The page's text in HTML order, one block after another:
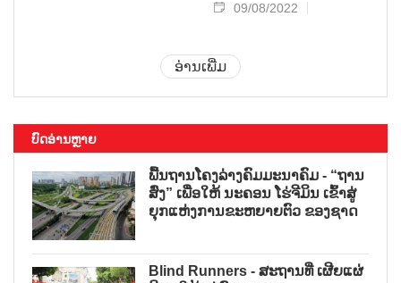
09/08/2022
ອ່ານເພີ່ມ
ບົດອ່ານຫຼາຍ
ພື້ນຖານໂຄງລ່າງຄົມມະນາຄົມ - “ຖານ
ສົ່ງ” ເພື່ອໃຫ້ ນະຄອນ ໂຮ່ຈີມິນ ເຂົ້າສູ່
ຍຸກແຫ່ງການຂະຫຍາຍຕົວ ຂອງຊາດ
Blind Runners - ສະຖານທີ່ ເຜີຍແຜ່